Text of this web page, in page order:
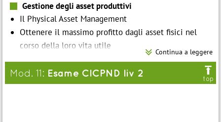
Gestione degli asset produttivi
Il Physical Asset Management
Ottenere il massimo profitto dagli asset fisici nel
corso della loro vita utile
Correlazione economia-manutenzione
Sistema di Gestione degli Asset : Norma ISO 55000
Continua a leggere
Mod. 11: Esame CICPND liv 2 
top